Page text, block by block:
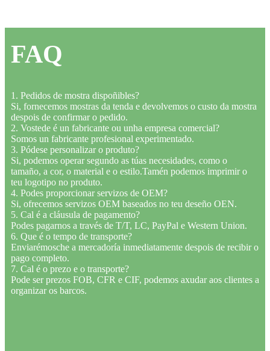
FAQ
1. Pedidos de mostra dispoñibles?
Si, fornecemos mostras da tenda e devolvemos o custo da mostra
despois de confirmar o pedido.
2. Vostede é un fabricante ou unha empresa comercial?
Somos un fabricante profesional experimentado.
3. Pódese personalizar o produto?
Si, podemos operar segundo as túas necesidades, como o
tamaño, a cor, o material e o estilo.Tamén podemos imprimir o
teu logotipo no produto.
4. Podes proporcionar servizos de OEM?
Si, ofrecemos servizos OEM baseados no teu deseño OEN.
5. Cal é a cláusula de pagamento?
Podes pagarnos a través de T/T, LC, PayPal e Western Union.
6. Que é o tempo de transporte?
Enviarémosche a mercadoría inmediatamente despois de recibir o
pago completo.
7. Cal é o prezo e o transporte?
Pode ser prezos FOB, CFR e CIF, podemos axudar aos clientes a
organizar os barcos.